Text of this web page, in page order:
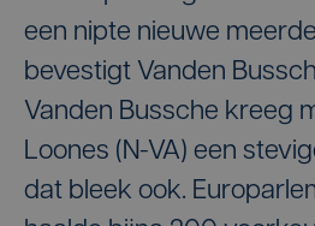
een nipte nieuwe
bevestigt Vanden
Vanden Bussche kreeg
Loones (N-VA) een
dat bleek ook.